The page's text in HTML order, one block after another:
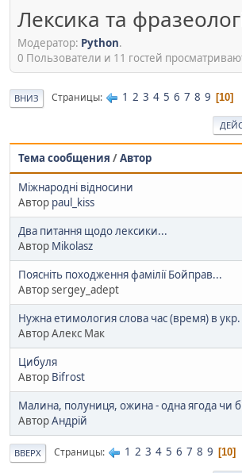
Лексика та
Модератор: Python.
0 Пользователи и 11 гостей
ВНИЗ Страницы 1 2 3 4 5 6 7 8 9 10
Тема сообщения /Автор
Міжнародні відносини
Автор paul_kiss
Два питання щодо лексики...
Автор Mikolasz
Поясніть походження фамілії Бойправ...
Автор sergey_adept
Нужна етимология слова час (время) в
Автор Алекс Мак
Цибуля
Автор Bifrost
Малина, полуниця, ожина - одна ягода чи
АвторAндрій
ВВЕРХ Страницы 1 2 3 4 5 6 7 8 9 10